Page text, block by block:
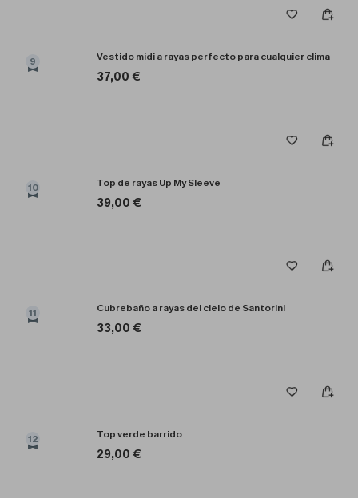
9 Vestido midi a rayas perfecto para cualquier clima
37,00 €
10 Top de rayas Up My Sleeve
39,00 €
11 Cubrebaño a rayas del cielo de Santorini
33,00 €
12 Top verde barrido
29,00 €